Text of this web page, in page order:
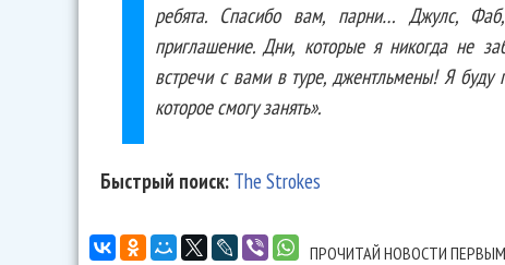
ребята. Спасибо вам, парни… Джулс,
приглашение. Дни, которые я никогда не
встречи с вами в туре, джентльмены! Я
которое смогу занять».
Быстрый поиск: The Strokes
ПРОЧИТАЙ НОВОСТИ